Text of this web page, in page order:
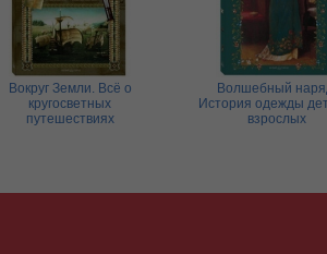
Вокруг Земли. Всё о
кругосветных
путешествиях
Волшебный
История одежды
взрослых